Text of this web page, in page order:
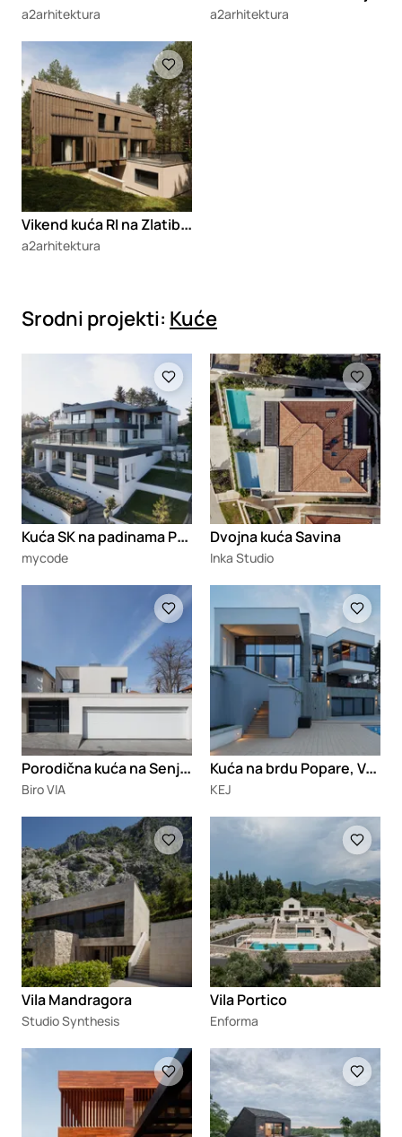
a2arhitektura a2arhitektura
Loading
V
ikend kuća RI na Zlatiboru
a2arhitektura
Srodni projekti: Kuće
K
uća SK na padinama Popovice
mycode
Loading
Dvojna kuća Savina
Inka Studio
P
orodična kuća na Senjaku
Biro VIA
K
uća na brdu Popare, Valjevo
KEJ
Vila Mandragora
Studio Synthesis
Loading
Vila Portico
Enforma
Loading